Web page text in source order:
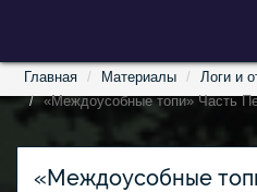
Главная Материалы
Логи и
«Междоусобные топи» Часть
«Междоусобные